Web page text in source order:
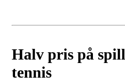
Halv pris på
tennis